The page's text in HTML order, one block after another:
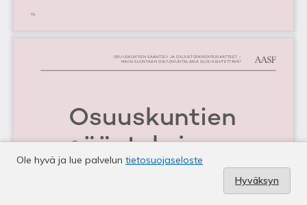
Ole hyvä ja lue palvelun tietosuojaseloste
Hyväksyn